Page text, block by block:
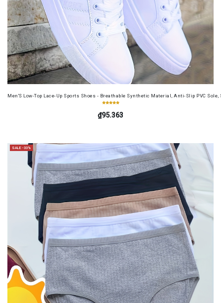
Men'S Low-Top Lace-Up Sports Shoes - Breathable Synthetic Material, Anti-Slip PVC
₫95.363
SALE -33%